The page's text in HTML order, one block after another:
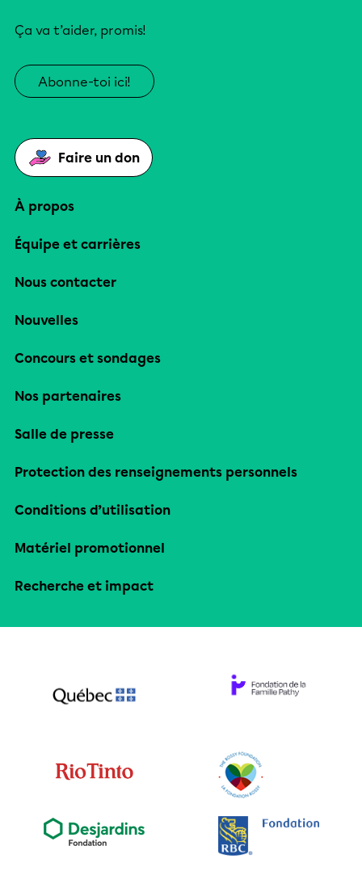
Ça va t’aider, promis!
Abonne-toi ici!
Faire un don
À propos
Équipe et carrières
Nous contacter
Nouvelles
Concours et sondages
Nos partenaires
Salle de presse
Protection des renseignements personnels
Conditions d’utilisation
Matériel promotionnel
Recherche et impact